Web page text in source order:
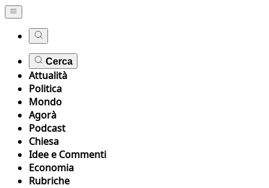
Cerca
Attualità
Politica
Mondo
Agorà
Podcast
Chiesa
Idee e Commenti
Economia
Rubriche